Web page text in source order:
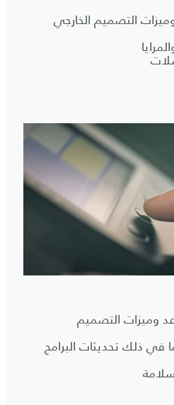
التصميم الخارجي
وميزات التصميم
في ذلك تحديثات البرامج